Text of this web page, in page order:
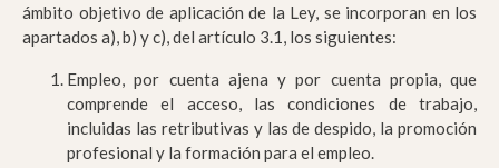
ámbito objetivo de aplicación de la Ley, se incorporan en los
apartados a), b) y c), del artículo 3.1, los siguientes:
Empleo, por cuenta ajena y por cuenta propia, que
comprende el acceso, las condiciones de trabajo,
incluidas las retributivas y las de despido, la promoción
profesional y la formación para el empleo.